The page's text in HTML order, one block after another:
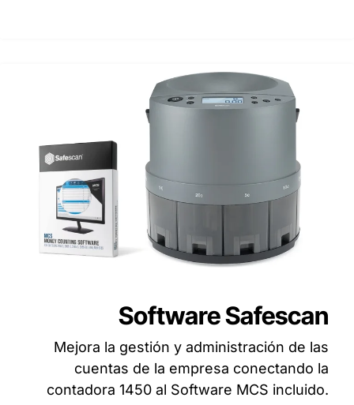
Software Safescan
Mejora la gestión y administración de las
cuentas de la empresa conectando la
contadora 1450 al Software MCS incluido.